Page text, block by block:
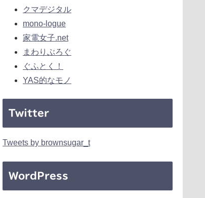
クマデジタル
mono-logue
家電女子.net
まわりぶろぐ
ぐふとく！
YAS的なモノ
Twitter
Tweets by brownsugar_t
WordPress